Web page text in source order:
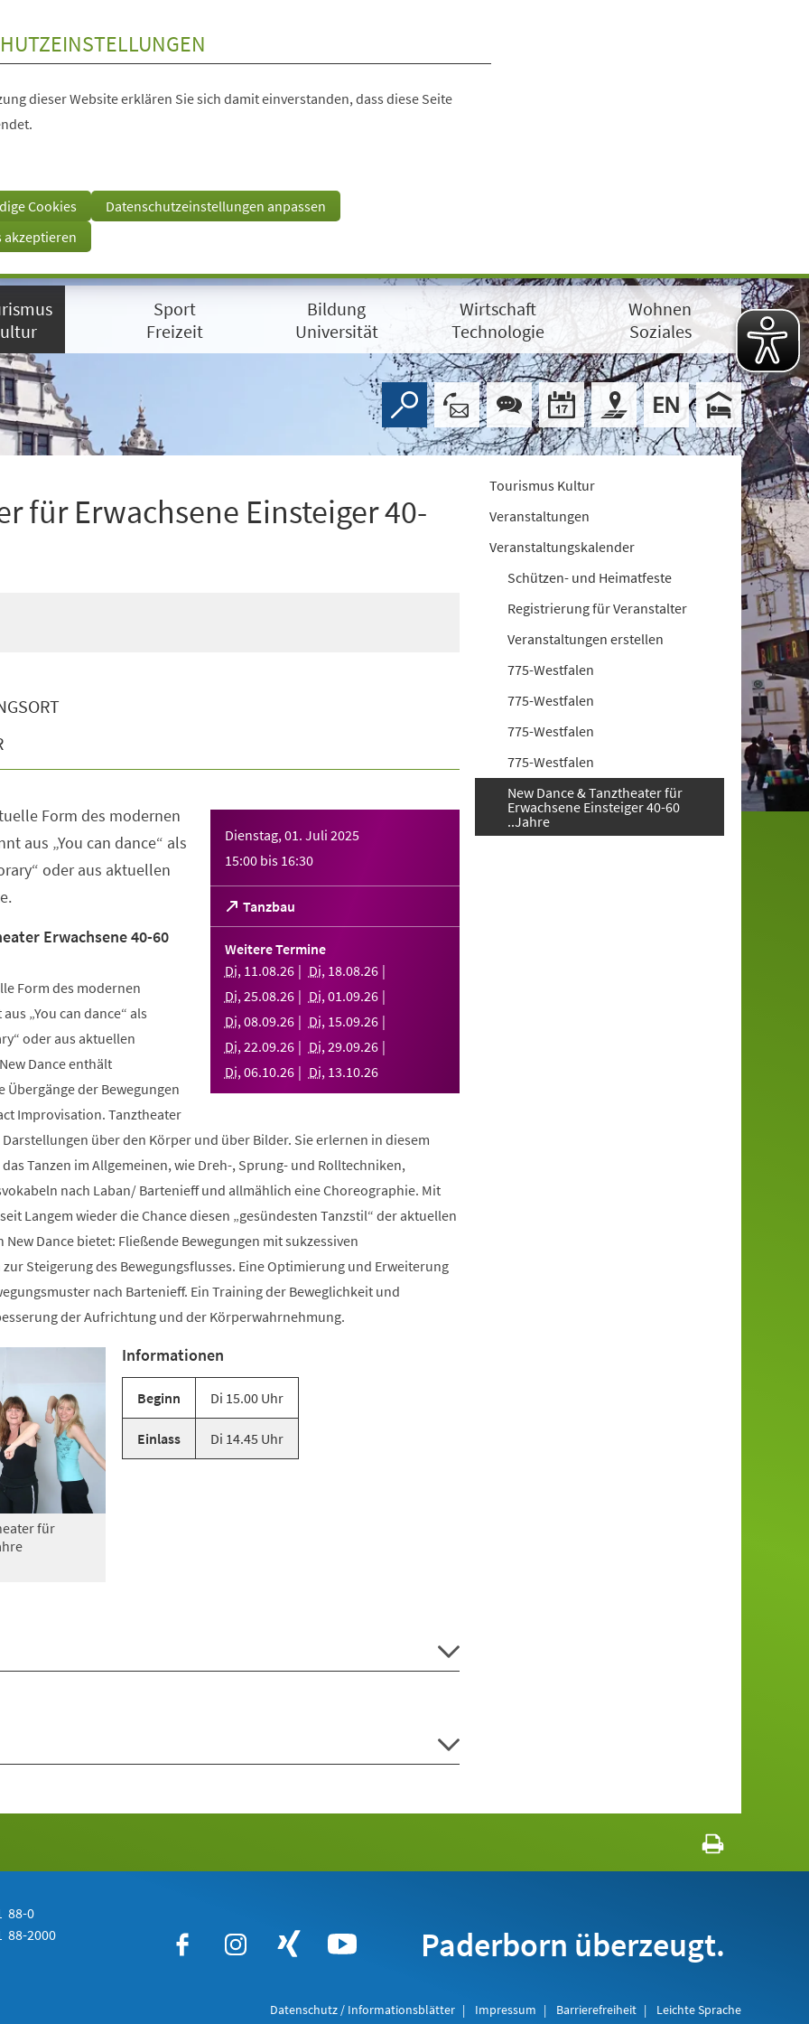
dieser Website erklären Sie sich damit einverstanden, dass diese Seite
Cookies
Datenschutzeinstellungen anpassen
akzeptieren
Sport
Freizeit
Bildung
Universität
Wirtschaft
Technologie
Wohnen
Soziales
für Erwachsene Einsteiger 40-
Dienstag, 01. Juli 2025
15:00 bis 16:30
Tanzbau
(Öffnet
in
einem
neuen
Tab)
Weitere Termine
Di, 11.08.26 Di, 18.08.26
Di,25.08.26 Di,01.09.26
Di,08.09.26 Di, 15.09.26
Di,22.09.26 Di,29.09.26
Di,06.10.26 Di, 13.10.26
Form des modernen
aus „You can dance“ als
oder aus aktuellen
Erwachsene 40-60
Form des modernen
„You can dance“ als
oder aus aktuellen
Dance enthält
der Bewegungen
Improvisation. Tanztheater
über den Körper und über Bilder. Sie erlernen in diesem
Tanzen im Allgemeinen, wie Dreh-, Sprung- und Rolltechniken,
nach Laban/ Bartenieff und allmählich eine Choreographie. Mit
Langem wieder die Chance diesen „gesündesten Tanzstil“ der aktuellen
New Dance bietet: Fließende Bewegungen mit sukzessiven
Steigerung des Bewegungsflusses. Eine Optimierung und Erweiterung
nach Bartenieff. Ein Training der Beweglichkeit und
der Aufrichtung und der Körperwahrnehmung.
für
Informationen
Beginn Di 15.00 Uhr
Einlass Di 14.45 Uhr
Tourismus Kultur
Veranstaltungen
Veranstaltungskalender
Schützen- und Heimatfeste
Registrierung für Veranstalter
Veranstaltungen erstellen
775-Westfalen
775-Westfalen
775-Westfalen
775-Westfalen
New Dance & Tanztheater für
Erwachsene Einsteiger 40-60
..Jahre
88-0
88-2000 Paderborn überzeugt.
Datenschutz / Informationsblätter Impressum Barrierefreiheit Leichte Sprache